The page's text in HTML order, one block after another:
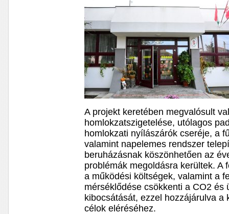
A projekt keretében megvalósult
homlokzatszigetelése, utólagos
homlokzati nyílászárók cseréje, a
valamint napelemes rendszer
beruházásnak köszönhetően az
problémák megoldásra kerültek. A
a működési költségek, valamint a
mérséklődése csökkenti a CO2 és
kibocsátását, ezzel hozzájárulva a
célok eléréséhez.